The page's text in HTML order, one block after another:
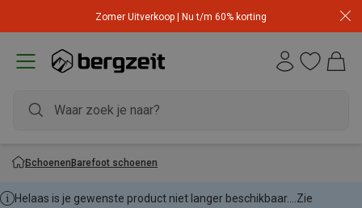
Zomer Uitverkoop | Nu t/m 60% korting
SchoenenBarefoot schoenen
Helaas is je gewenste product niet langer beschikbaar.... Zie